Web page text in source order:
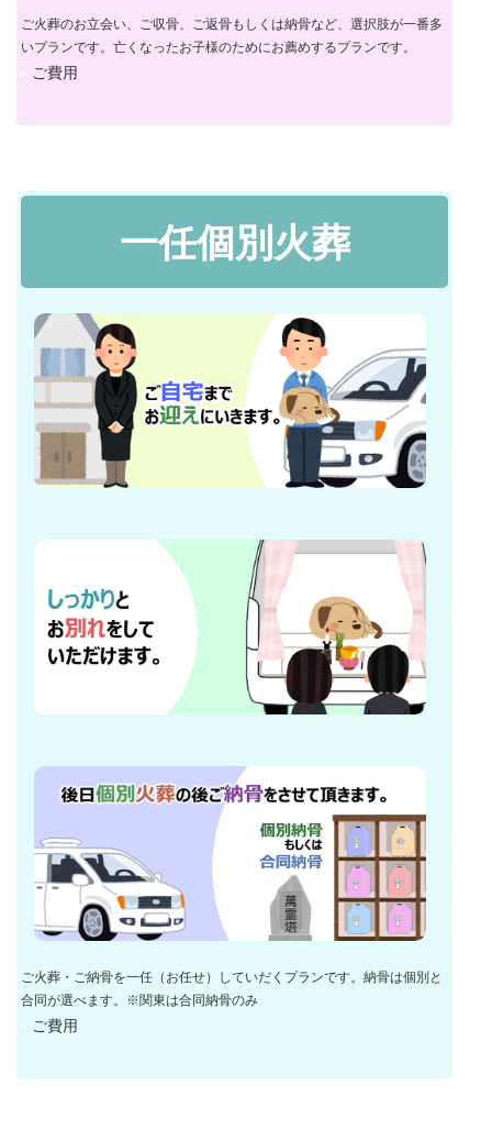
ご火葬のお立会い、ご収骨、ご返骨もしくは納骨など、選択肢が一番多
いプランです。亡くなったお子様のためにお薦めするプランです。
ご費用
一任個別火葬
ご火葬・ご納骨を一任（お任せ）していだくプランです。納骨は個別と
合同が選べます。※関東は合同納骨のみ
ご費用